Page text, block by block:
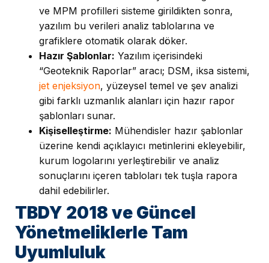
ve MPM profilleri sisteme girildikten sonra,
yazılım bu verileri analiz tablolarına ve
grafiklere otomatik olarak döker.
Hazır Şablonlar: Yazılım içerisindeki
“Geoteknik Raporlar” aracı; DSM, iksa sistemi,
jet enjeksiyon, yüzeysel temel ve şev analizi
gibi farklı uzmanlık alanları için hazır rapor
şablonları sunar.
Kişiselleştirme: Mühendisler hazır şablonlar
üzerine kendi açıklayıcı metinlerini ekleyebilir,
kurum logolarını yerleştirebilir ve analiz
sonuçlarını içeren tabloları tek tuşla rapora
dahil edebilirler.
TBDY 2018 ve Güncel
Yönetmeliklerle Tam
Uyumluluk